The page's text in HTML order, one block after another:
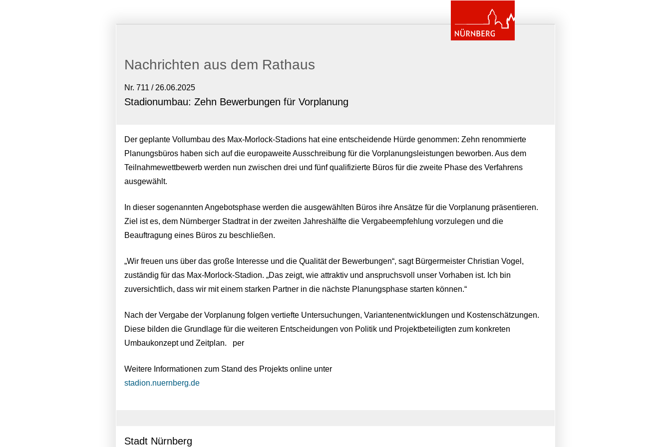
Nachrichten aus dem Rathaus
Nr. 711 / 26.06.2025
Stadionumbau: Zehn Bewerbungen für Vorplanung
Der geplante Vollumbau des Max-Morlock-Stadions hat eine entscheidende Hürde genommen: Zehn renommierte
Planungsbüros haben sich auf die europaweite Ausschreibung für die Vorplanungsleistungen beworben. Aus dem
Teilnahmewettbewerb werden nun zwischen drei und fünf qualifizierte Büros für die zweite Phase des Verfahrens
ausgewählt.
In dieser sogenannten Angebotsphase werden die ausgewählten Büros ihre Ansätze für die Vorplanung präsentieren.
Ziel ist es, dem Nürnberger Stadtrat in der zweiten Jahreshälfte die Vergabeempfehlung vorzulegen und die
Beauftragung eines Büros zu beschließen.
„Wir freuen uns über das große Interesse und die Qualität der Bewerbungen“, sagt Bürgermeister Christian Vogel,
zuständig für das Max-Morlock-Stadion. „Das zeigt, wie attraktiv und anspruchsvoll unser Vorhaben ist. Ich bin
zuversichtlich, dass wir mit einem starken Partner in die nächste Planungsphase starten können.“
Nach der Vergabe der Vorplanung folgen vertiefte Untersuchungen, Variantenentwicklungen und Kostenschätzungen.
Diese bilden die Grundlage für die weiteren Entscheidungen von Politik und Projektbeteiligten zum konkreten
Umbaukonzept und Zeitplan. per
Weitere Informationen zum Stand des Projekts online unter
stadion.nuernberg.de
Stadt Nürnberg